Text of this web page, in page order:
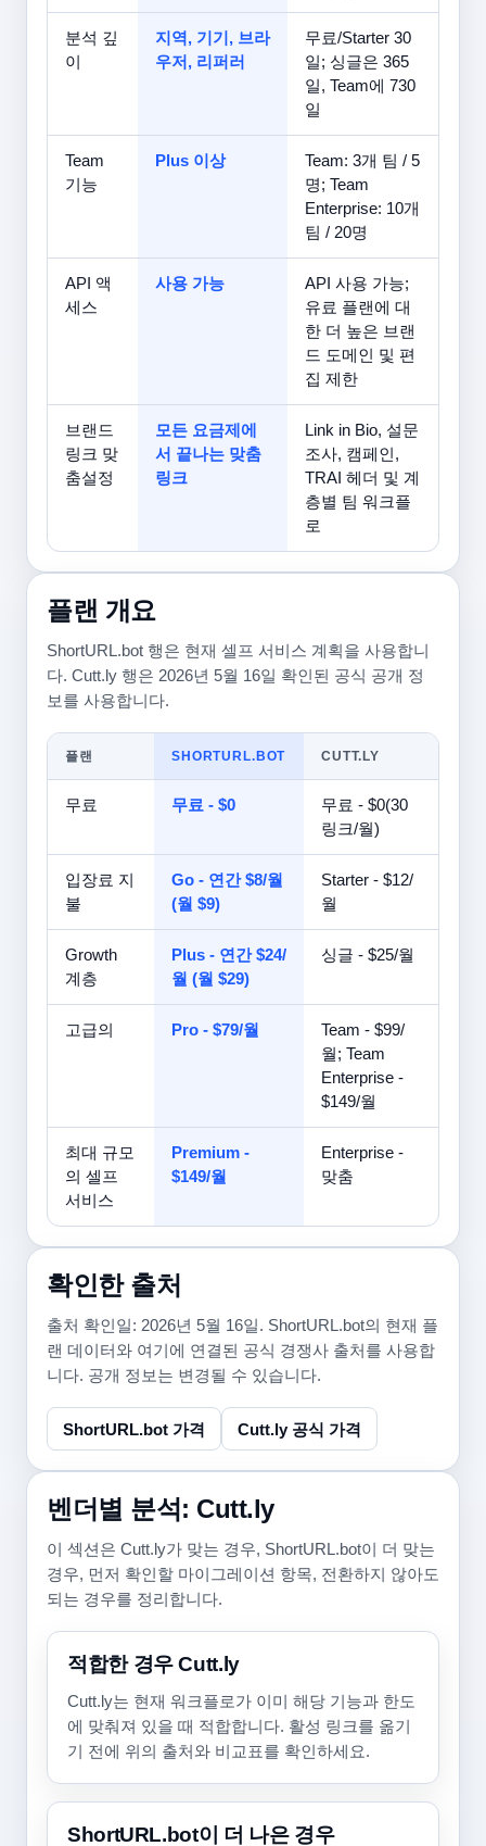
분석 깊
이
지역, 기기, 브라
우저, 리퍼러
무료/Starter 30
일; 싱글은 365
일, Team에 730
일
Team
기능
Plus 이상
Team: 3개 팀 / 5
명; Team
Enterprise: 10개
팀 / 20명
API 액
세스
사용 가능
API 사용 가능;
유료 플랜에 대
한 더 높은 브랜
드 도메인 및 편
집 제한
브랜드
링크 맞
춤설정
모든 요금제에
서 끝나는 맞춤
링크
Link in Bio, 설문
조사, 캠페인,
TRAI 헤더 및 계
층별 팀 워크플
로
플랜 개요
ShortURL.bot 행은 현재 셀프 서비스 계획을 사용합니
다. Cutt.ly 행은 2026년 5월 16일 확인된 공식 공개 정
보를 사용합니다.
플랜 SHORTURL.BOT CUTT.LY
무료 무료 - $0
무료 - $0(30
링크/월)
입장료 지
불
Go - 연간 $8/월
(월 $9)
Starter - $12/
월
Growth
계층
Plus - 연간 $24/
월 (월 $29)
싱글 - $25/월
고급의 Pro - $79/월
Team - $99/
월; Team
Enterprise -
$149/월
최대 규모
의 셀프
서비스
Premium -
$149/월
Enterprise -
맞춤
확인한 출처
출처 확인일: 2026년 5월 16일. ShortURL.bot의 현재 플
랜 데이터와 여기에 연결된 공식 경쟁사 출처를 사용합
니다. 공개 정보는 변경될 수 있습니다.
ShortURL.bot 가격 Cutt.ly 공식 가격
벤더별 분석: Cutt.ly
이 섹션은 Cutt.ly가 맞는 경우, ShortURL.bot이 더 맞는
경우, 먼저 확인할 마이그레이션 항목, 전환하지 않아도
되는 경우를 정리합니다.
적합한 경우 Cutt.ly
Cutt.ly는 현재 워크플로가 이미 해당 기능과 한도
에 맞춰져 있을 때 적합합니다. 활성 링크를 옮기
기 전에 위의 출처와 비교표를 확인하세요.
ShortURL.bot이 더 나은 경우